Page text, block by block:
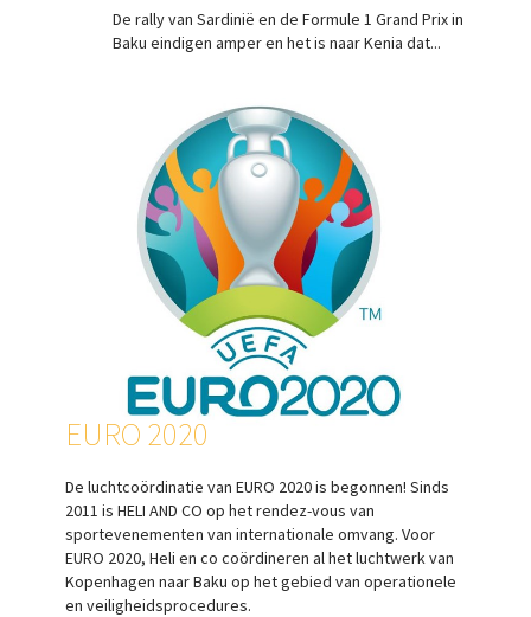
De rally van Sardinië en de Formule 1 Grand Prix in
Baku eindigen amper en het is naar Kenia dat...
EURO 2020
De luchtcoördinatie van EURO 2020 is begonnen! Sinds
2011 is HELI AND CO op het rendez-vous van
sportevenementen van internationale omvang. Voor
EURO 2020, Heli en co coördineren al het luchtwerk van
Kopenhagen naar Baku op het gebied van operationele
en veiligheidsprocedures.